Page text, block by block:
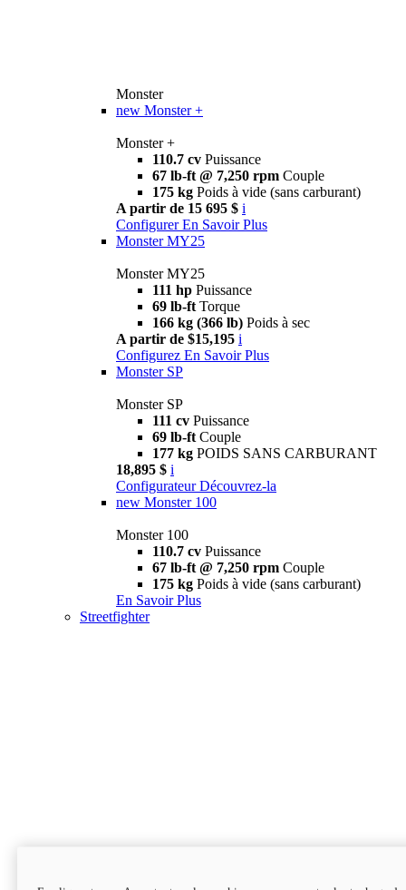
Monster
new Monster +
Monster +
110.7 cv Puissance
67 lb-ft @ 7,250 rpm Couple
175 kg Poids à vide (sans carburant)
A partir de 15 695 $ i
Configurer En Savoir Plus
Monster MY25
Monster MY25
111 hp Puissance
69 lb-ft Torque
166 kg (366 lb) Poids à sec
A partir de $15,195 i
Configurez En Savoir Plus
Monster SP
Monster SP
111 cv Puissance
69 lb-ft Couple
177 kg POIDS SANS CARBURANT
18,895 $ i
Configurateur Découvrez-la
new Monster 100
Monster 100
110.7 cv Puissance
67 lb-ft @ 7,250 rpm Couple
175 kg Poids à vide (sans carburant)
En Savoir Plus
Streetfighter